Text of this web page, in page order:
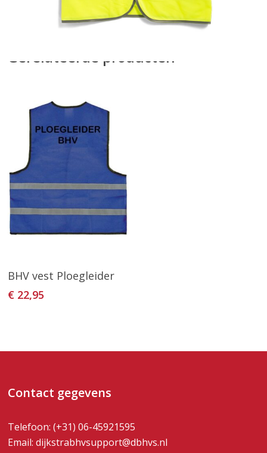
Gerelateerde producten
Toevoegen Aan
Winkelwagen
BHV vest Ploegleider
€ 22,95
Contact gegevens
Telefoon: (+31) 06-45921595
Email:dijkstrabhvsupport@dbhvs.nl